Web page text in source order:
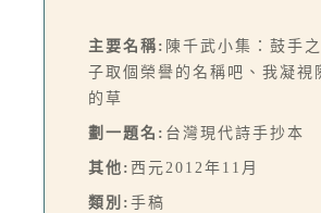
主要名稱: 陳千武小集：鼓手
子取個榮譽的名稱吧、我凝視
的草
劃一題名: 台灣現代詩手抄本
其他: 西元2012年11月
類別: 手稿